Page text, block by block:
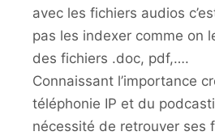
avec les fichiers audios
pas les indexer comme on
des fichiers .doc, pdf,….
Connaissant l’importance
téléphonie IP et du
nécessité de retrouver ses